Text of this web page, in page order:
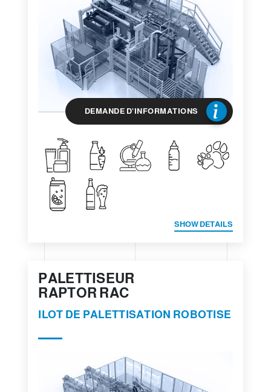
DEMANDE D'INFORMATIONS
SHOW DETAILS
PALETTISEUR
RAPTOR RAC
ILOT DE PALETTISATION ROBOTISE